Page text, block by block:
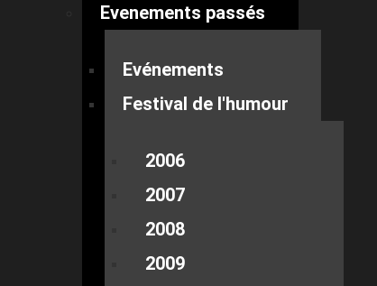
Evenements passés
Evénements
Festival de l'humour
2006
2007
2008
2009